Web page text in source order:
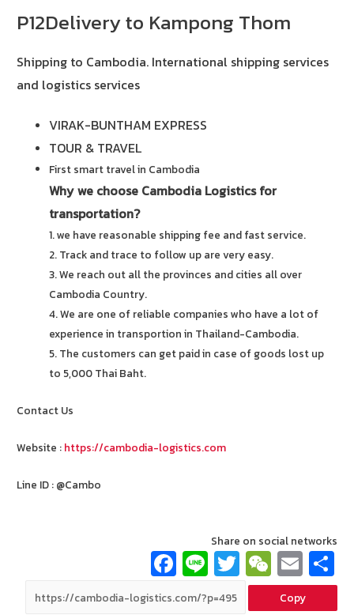
P12Delivery to Kampong Thom
Shipping to Cambodia. International shipping services
and logistics services
VIRAK-BUNTHAM EXPRESS
TOUR & TRAVEL
First smart travel in Cambodia
Why we choose Cambodia Logistics for
transportation?
1. we have reasonable shipping fee and fast service.
2. Track and trace to follow up are very easy.
3. We reach out all the provinces and cities all over
Cambodia Country.
4. We are one of reliable companies who have a lot of
experience in transportion in Thailand-Cambodia.
5. The customers can get paid in case of goods lost up
to 5,000 Thai Baht.
Contact Us
Website : https://cambodia-logistics.com
Line ID : @Cambo
Share on social networks
Fa
ce
Li
n
T
wi
W
e
E
m
Copy